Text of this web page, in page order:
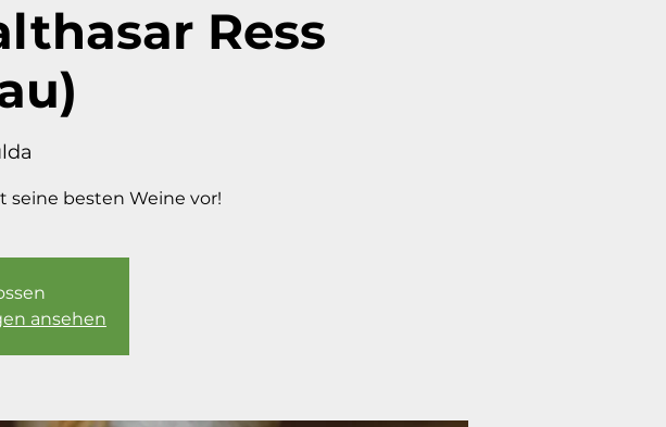
Ress
seine besten Weine vor!
ansehen